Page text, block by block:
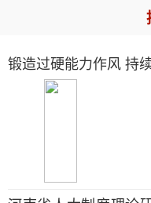
锻造过硬能力作风 持